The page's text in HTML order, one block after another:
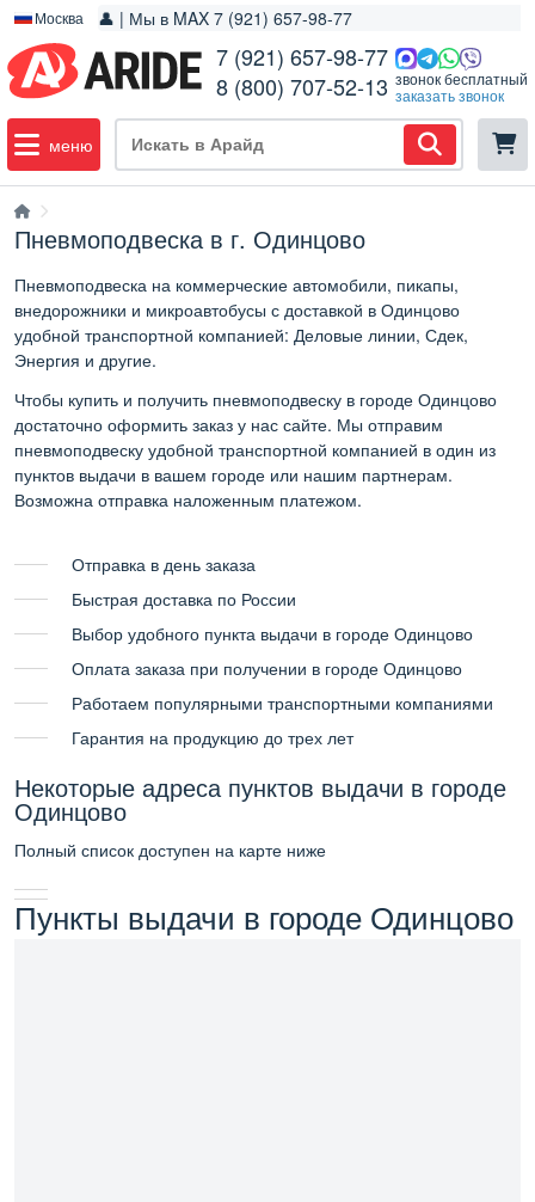
Москва 👤 | Мы в MAX 7 (921) 657-98-77
7 (921) 657-98-77
8 (800) 707-52-13 звонок бесплатный
заказать звонок
меню
Пневмоподвеска в г. Одинцово
Пневмоподвеска на коммерческие автомобили, пикапы,
внедорожники и микроавтобусы с доставкой в Одинцово
удобной транспортной компанией: Деловые линии, Сдек,
Энергия и другие.
Чтобы купить и получить пневмоподвеску в городе Одинцово
достаточно оформить заказ у нас сайте. Мы отправим
пневмоподвеску удобной транспортной компанией в один из
пунктов выдачи в вашем городе или нашим партнерам.
Возможна отправка наложенным платежом.
Отправка в день заказа
Быстрая доставка по России
Выбор удобного пункта выдачи в городе Одинцово
Оплата заказа при получении в городе Одинцово
Работаем популярными транспортными компаниями
Гарантия на продукцию до трех лет
Некоторые адреса пунктов выдачи в городе
Одинцово
Полный список доступен на карте ниже
Пункты выдачи в городе Одинцово